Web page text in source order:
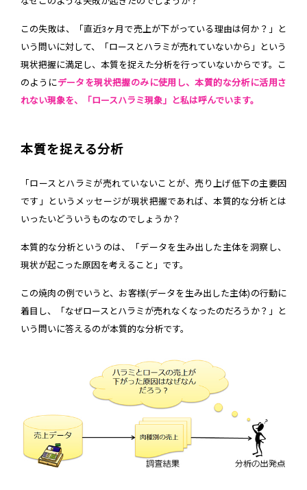
この失敗は、「直近3ヶ月で売上が下がっている理由は何か？」と
いう問いに対して、「ロースとハラミが売れていないから」という
現状把握に満足し、本質を捉えた分析を行っていないからです。こ
のようにデータを現状把握のみに使用し、本質的な分析に活用さ
れない現象を、「ロースハラミ現象」と私は呼んでいます。
本質を捉える分析
「ロースとハラミが売れていないことが、売り上げ低下の主要因
です」というメッセージが現状把握であれば、本質的な分析とは
いったいどういうものなのでしょうか？
本質的な分析というのは、「データを生み出した主体を洞察し、
現状が起こった原因を考えること」です。
この焼肉の例でいうと、お客様(データを生み出した主体)の行動に
着目し、「なぜロースとハラミが売れなくなったのだろうか？」と
いう問いに答えるのが本質的な分析です。